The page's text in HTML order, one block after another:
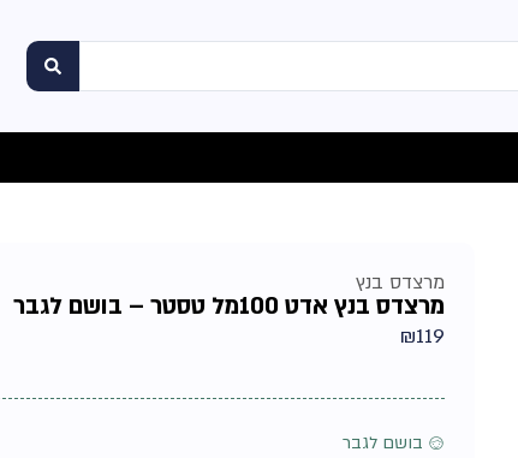
מרצדס בנץ
מרצדס בנץ אדט 100מל טסטר – בושם לגבר
₪119
♂ בושם לגבר